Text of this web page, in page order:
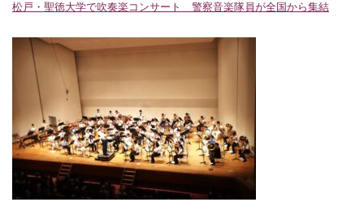
松戸・聖徳大学で吹奏楽コンサート 警察音楽隊員が全国から集結